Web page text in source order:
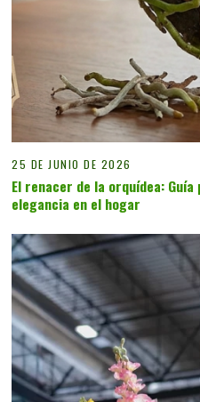
25 DE JUNIO DE 2026
El renacer de la orquídea:
elegancia en el hogar